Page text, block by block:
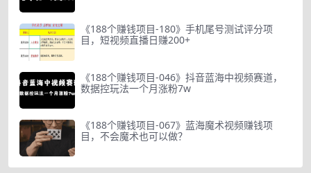
《188个赚钱项目-180》手机尾号测试评分项
目，短视频直播日赚200+
《188个赚钱项目-046》抖音蓝海中视频赛道，
数据控玩法一个月涨粉7w
《188个赚钱项目-067》蓝海魔术视频赚钱项
目，不会魔术也可以做？